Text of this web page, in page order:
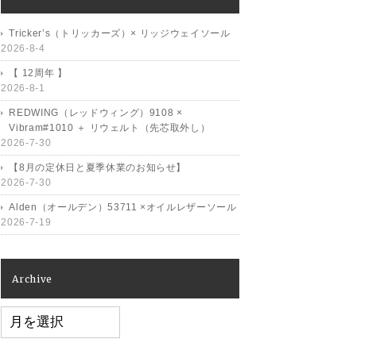
Tricker’s（トリッカーズ）× リッジウェイソール
2026-8-4
【 12周年 】
2026-8-1
REDWING（レッドウィング）9108 ×
Vibram#1010 ＋ リウェルト（先芯取外し）
2026-7-30
【8月の定休日と夏季休業のお知らせ】
2026-7-30
Alden（オールデン）53711 ×オイルレザーソール
2026-7-19
Archive
Archive